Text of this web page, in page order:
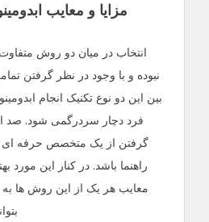
مزایا و معایب
انتخاب در میان دو روش متفاوت
نبوده و با وجود در نظر گرفتن
بین این دو نوع تکنیک انجام
فرد دچار سردرگمی شود. صد
گرفتن از یک متخصص حرفه ای و
راهنما باشد. در کنار این مورد
معایب هر یک از این روش ها به